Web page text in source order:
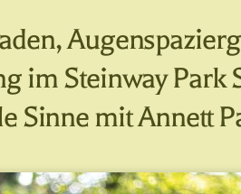
im Steinway Park
Sinne mit Annett